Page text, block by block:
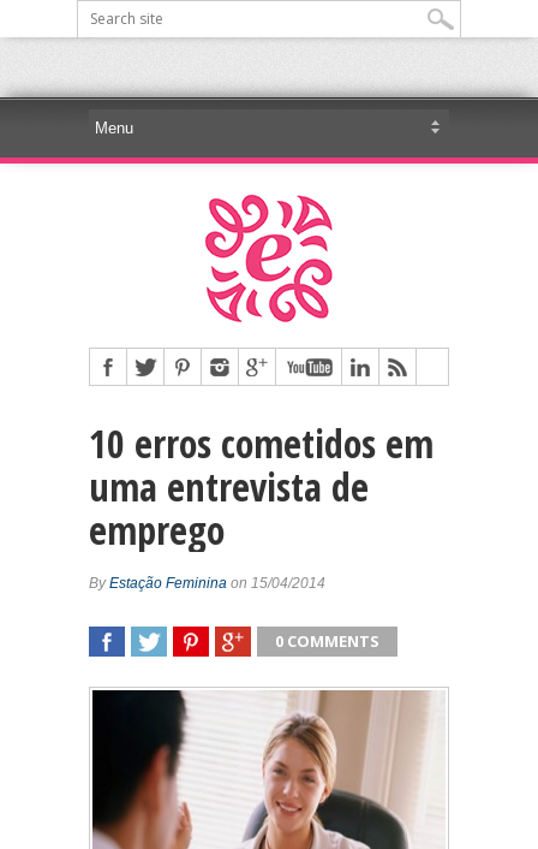
10 erros cometidos em
uma entrevista de
emprego
ByEstação Feminina on 15/04/2014
0 COMMENTS